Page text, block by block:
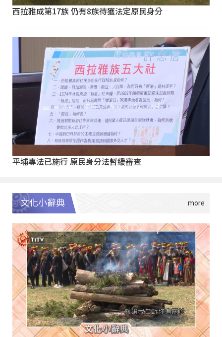
西拉雅成第17族 仍有8族待獲法定原民身分
平埔專法已施行 原民身分法暫緩審查
文化小辭典